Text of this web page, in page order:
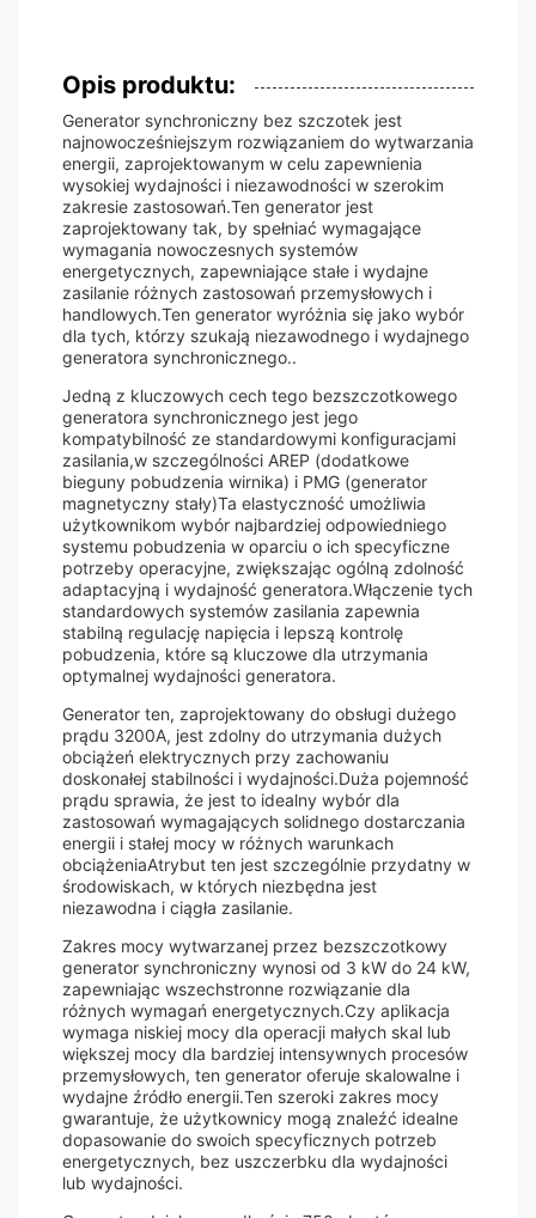
Opis produktu:
Generator synchroniczny bez szczotek jest
najnowocześniejszym rozwiązaniem do wytwarzania
energii, zaprojektowanym w celu zapewnienia
wysokiej wydajności i niezawodności w szerokim
zakresie zastosowań.Ten generator jest
zaprojektowany tak, by spełniać wymagające
wymagania nowoczesnych systemów
energetycznych, zapewniające stałe i wydajne
zasilanie różnych zastosowań przemysłowych i
handlowych.Ten generator wyróżnia się jako wybór
dla tych, którzy szukają niezawodnego i wydajnego
generatora synchronicznego..
Jedną z kluczowych cech tego bezszczotkowego
generatora synchronicznego jest jego
kompatybilność ze standardowymi konfiguracjami
zasilania,w szczególności AREP (dodatkowe
bieguny pobudzenia wirnika) i PMG (generator
magnetyczny stały)Ta elastyczność umożliwia
użytkownikom wybór najbardziej odpowiedniego
systemu pobudzenia w oparciu o ich specyficzne
potrzeby operacyjne, zwiększając ogólną zdolność
adaptacyjną i wydajność generatora.Włączenie tych
standardowych systemów zasilania zapewnia
stabilną regulację napięcia i lepszą kontrolę
pobudzenia, które są kluczowe dla utrzymania
optymalnej wydajności generatora.
Generator ten, zaprojektowany do obsługi dużego
prądu 3200A, jest zdolny do utrzymania dużych
obciążeń elektrycznych przy zachowaniu
doskonałej stabilności i wydajności.Duża pojemność
prądu sprawia, że jest to idealny wybór dla
zastosowań wymagających solidnego dostarczania
energii i stałej mocy w różnych warunkach
obciążeniaAtrybut ten jest szczególnie przydatny w
środowiskach, w których niezbędna jest
niezawodna i ciągła zasilanie.
Zakres mocy wytwarzanej przez bezszczotkowy
generator synchroniczny wynosi od 3 kW do 24 kW,
zapewniając wszechstronne rozwiązanie dla
różnych wymagań energetycznych.Czy aplikacja
wymaga niskiej mocy dla operacji małych skal lub
większej mocy dla bardziej intensywnych procesów
przemysłowych, ten generator oferuje skalowalne i
wydajne źródło energii.Ten szeroki zakres mocy
gwarantuje, że użytkownicy mogą znaleźć idealne
dopasowanie do swoich specyficznych potrzeb
energetycznych, bez uszczerbku dla wydajności
lub wydajności.